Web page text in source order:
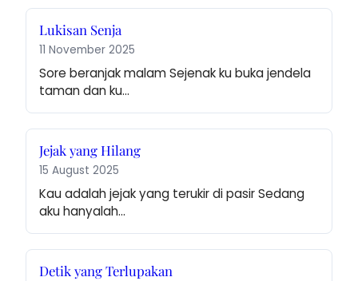
Lukisan Senja
11 November 2025
Sore beranjak malam Sejenak ku buka jendela
taman dan ku…
Jejak yang Hilang
15 August 2025
Kau adalah jejak yang terukir di pasir Sedang
aku hanyalah…
Detik yang Terlupakan